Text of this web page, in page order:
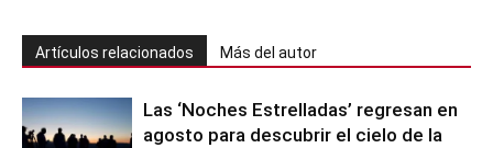
Artículos relacionados Más del autor
Las ‘Noches Estrelladas’ regresan en
agosto para descubrir el cielo de la